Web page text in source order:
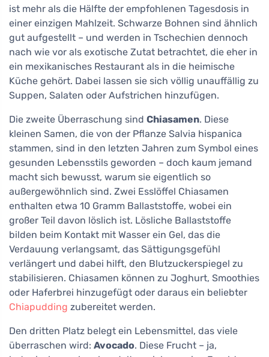
ist mehr als die Hälfte der empfohlenen Tagesdosis in
einer einzigen Mahlzeit. Schwarze Bohnen sind ähnlich
gut aufgestellt – und werden in Tschechien dennoch
nach wie vor als exotische Zutat betrachtet, die eher in
ein mexikanisches Restaurant als in die heimische
Küche gehört. Dabei lassen sie sich völlig unauffällig zu
Suppen, Salaten oder Aufstrichen hinzufügen.
Die zweite Überraschung sind Chiasamen. Diese
kleinen Samen, die von der Pflanze Salvia hispanica
stammen, sind in den letzten Jahren zum Symbol eines
gesunden Lebensstils geworden – doch kaum jemand
macht sich bewusst, warum sie eigentlich so
außergewöhnlich sind. Zwei Esslöffel Chiasamen
enthalten etwa 10 Gramm Ballaststoffe, wobei ein
großer Teil davon löslich ist. Lösliche Ballaststoffe
bilden beim Kontakt mit Wasser ein Gel, das die
Verdauung verlangsamt, das Sättigungsgefühl
verlängert und dabei hilft, den Blutzuckerspiegel zu
stabilisieren. Chiasamen können zu Joghurt, Smoothies
oder Haferbrei hinzugefügt oder daraus ein beliebter
Chiapudding zubereitet werden.
Den dritten Platz belegt ein Lebensmittel, das viele
überraschen wird: Avocado. Diese Frucht – ja,